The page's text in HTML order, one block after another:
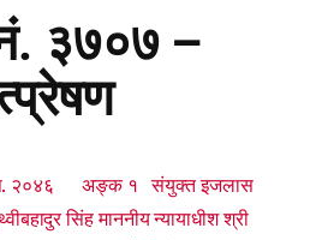
नं. ३७०७ –
२०४६ अङ्क १ संयुक्त इजलास
सिंह माननीय न्यायाधीश श्री